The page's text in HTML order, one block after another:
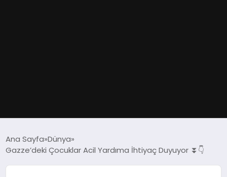
Ana Sayfa Dünya
Gazze’deki Çocuklar Acil Yardıma İhtiyaç Duyuyor ⏬👇